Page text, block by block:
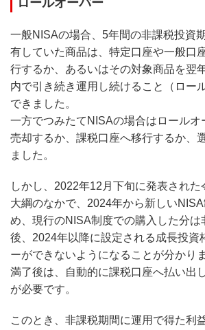
一般NISAの場合、5年間の非課税投資
有していた商品は、特定口座や一般口
行するか、あるいはその対象商品を翌
内で引き続き運用し続けること（ロー
できました。
一方でつみたてNISAの場合はロールオ
売却するか、課税口座へ移行するか、
ました。
しかし、2022年12月下旬に発表された
大綱のなかで、2024年から新しい
め、現行のNISA制度での購入した分は
後、2024年以降に設定される成長投資
ーができないようになることが分かり
満了後は、自動的に課税口座へ払い出
が必要です。
このとき、非課税期間に運用で得た利